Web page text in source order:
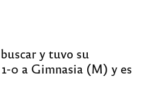
y tuvo su
0 a Gimnasia (M) y es